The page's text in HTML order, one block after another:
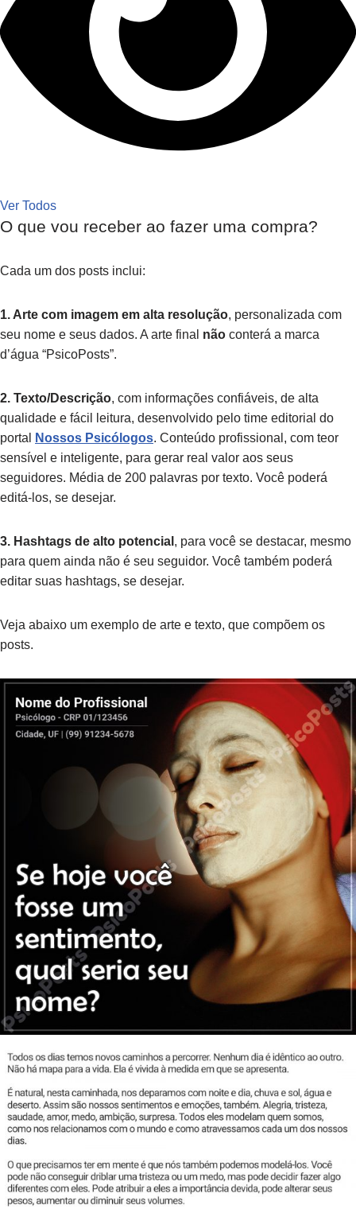
Ver Todos
O que vou receber ao fazer uma compra?
Cada um dos posts inclui:
1. Arte com imagem em alta resolução, personalizada com
seu nome e seus dados. A arte final não conterá a marca
d’água “PsicoPosts”.
2. Texto/Descrição, com informações confiáveis, de alta
qualidade e fácil leitura, desenvolvido pelo time editorial do
portal
Nossos Psicólogos. Conteúdo profissional, com teor
sensível e inteligente, para gerar real valor aos seus
seguidores. Média de 200 palavras por texto. Você poderá
editá-los, se desejar.
3. Hashtags de alto potencial , para você se destacar, mesmo
para quem ainda não é seu seguidor. Você também poderá
editar suas hashtags, se desejar.
Veja abaixo um exemplo de arte e texto, que compõem os
posts.